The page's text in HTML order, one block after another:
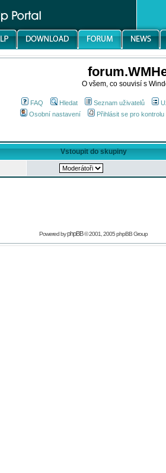
O všem, co souvisí s
FAQ Hledat Seznam uživatelů
Osobní nastavení
Přihlásit se pro
Vstoupit do skupiny
Powered byphpBB© 2001, 2005 phpBB Group